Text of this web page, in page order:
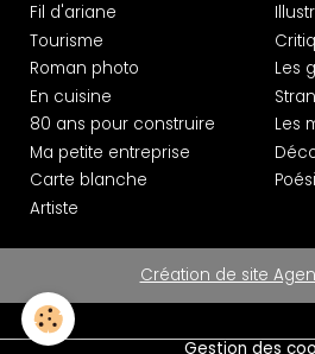
Fil d'ariane
Tourisme
Roman photo
En cuisine
80 ans pour construire
Ma petite entreprise
Carte blanche
Artiste
Les
Les
Création de site
Gestion des